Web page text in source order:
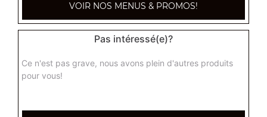
9.00€
Plateau varié pour 4 personnes
VOIR NOS MENUS & PROMOS!
Pas intéressé(e)?
Ce n'est pas grave, nous avons plein d'autres produits
pour vous!